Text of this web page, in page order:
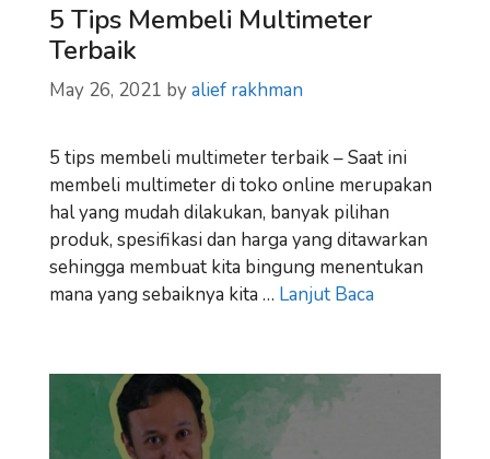
5 Tips Membeli Multimeter
Terbaik
May 26, 2021 byalief rakhman
5 tips membeli multimeter terbaik – Saat ini
membeli multimeter di toko online merupakan
hal yang mudah dilakukan, banyak pilihan
produk, spesifikasi dan harga yang ditawarkan
sehingga membuat kita bingung menentukan
mana yang sebaiknya kita … Lanjut Baca